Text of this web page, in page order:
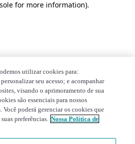
for more information).
utilizar cookies para:
seu acesso; e acompanhar
visando o aprimoramento de sua
são essenciais para nossos
poderá gerenciar os cookies que
preferências. Nossa Política de